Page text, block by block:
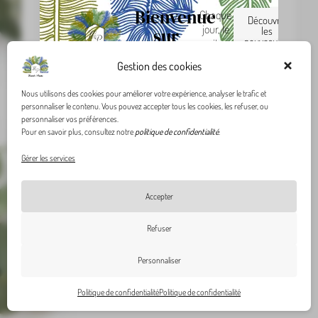
Gestion des cookies
Nous utilisons des cookies pour améliorer votre expérience, analyser le trafic et
personnaliser le contenu. Vous pouvez accepter tous les cookies, les refuser, ou
personnaliser vos préférences.
Pour en savoir plus, consultez notrepolitique de confidentialité.
Gérer les services
Accepter
Refuser
Personnaliser
Politique de confidentialitéPolitique de confidentialité
Se souvenir de moi
Se connecter
Bienvenue
sur
manoirplume.fr
!
Chaque
jour, le
site
articles
sont
ajoutés !
Découvrir
les
nouveautés